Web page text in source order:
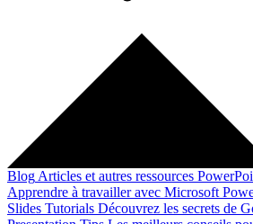
Blog Articles et autres ressources
Apprendre à travailler avec Microsoft
Slides Tutorials Découvrez les secrets de